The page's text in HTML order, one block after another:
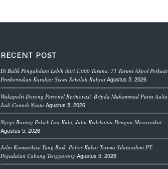
RECENT POST
Di Balik Pengabdian Lebih dari 1.000 Taruna, 71 Taruni Akpol Perkuat
Pembentukan Karakter Siswa Sekolah Rakyat Agustus 5, 2026
Wakapolri Dorong Personel Berinovasi, Bripda Muhammad Putra Aulia
Jadi Contoh Nyata Agustus 5, 2026
Ngopi Bareng Polsek Loa Kulu, Jalin Kedekatan Dengan Masyarakat
Agustus 5, 2026
Jalin Komunikasi Yang Baik, Polres Kukar Terima Silaturahmi PT.
Pegadaian Cabang Tenggarong Agustus 5, 2026